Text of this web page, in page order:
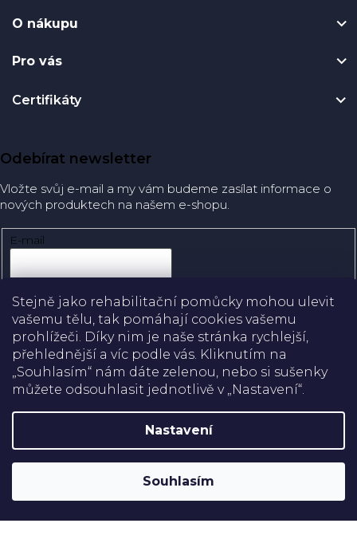
Stejně jako rehabilitační pomůcky mohou ulevit
vašemu tělu, tak pomáhají cookies vašemu
prohlížeči. Díky nim je naše stránka rychlejší,
přehlednější a víc podle vás. Kliknutím na
„Souhlasím“ nám dáte zelenou, nebo si sušenky
můžete odsouhlasit jednotlivě v „Nastavení“.
Nastavení
Souhlasím
O nákupu
Pro vás
Certifikáty
Doprava
Platba
Odebírat newsletter
Vložte svůj e-mail a my vám budeme zasílat informace o
nových produktech na našem e-shopu.
E-mail
Přihlásit se
Rehabilitační pomůcky
Upravit nastavení cookies